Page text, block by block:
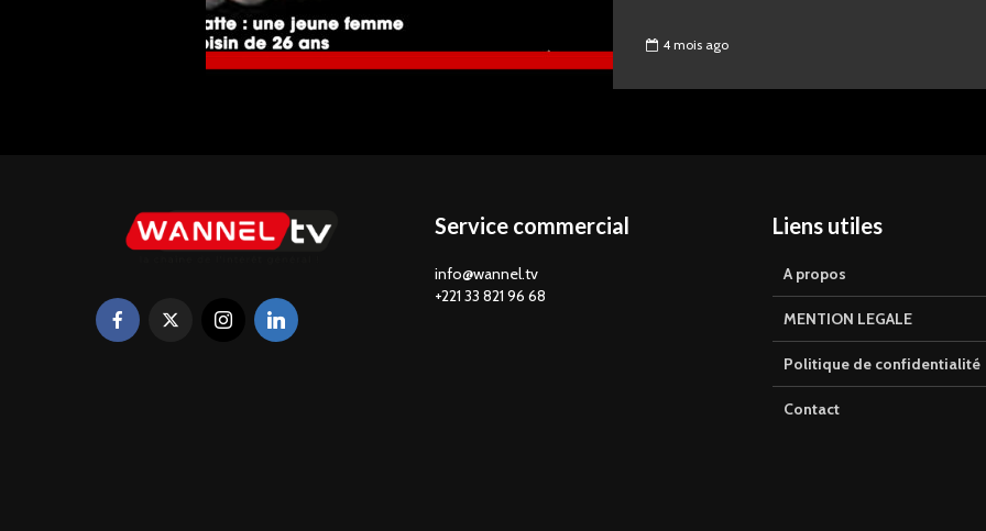
4 mois ago
Service commercial
info@wannel.tv
+221 33 821 96 68
Liens utiles
A propos
MENTION LEGALE
Politique de confidentialité
Contact